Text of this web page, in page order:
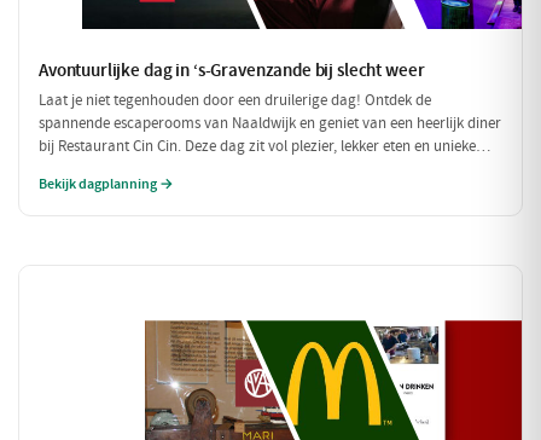
Avontuurlijke dag in ‘s-Gravenzande bij slecht weer
Laat je niet tegenhouden door een druilerige dag! Ontdek de
spannende escaperooms van Naaldwijk en geniet van een heerlijk diner
bij Restaurant Cin Cin. Deze dag zit vol plezier, lekker eten en unieke
Bekijk dagplanning →